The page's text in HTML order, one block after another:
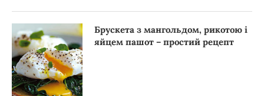
Брускета з мангольдом, рикотою і
яйцем пашот – простий рецепт